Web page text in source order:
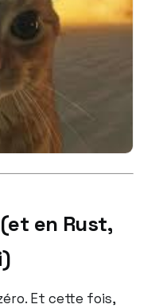
en Rust,
Et cette fois,